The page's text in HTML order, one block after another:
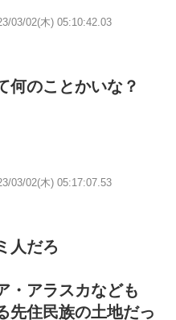
03/02(木) 05:10:42.03
何のことかいな？
03/02(木) 05:17:07.53
人だろ
・アラスカなども
先住民族の土地だっ